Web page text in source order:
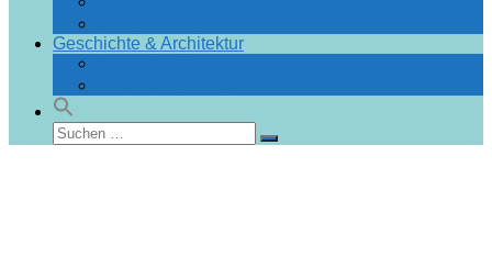
Geschichte & Architektur
Suchen
nach:
Suchen